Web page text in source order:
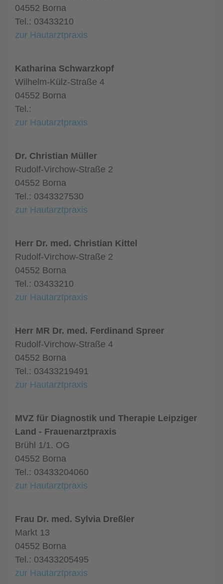
04552 Borna
Tel.: 03433210
zur Hautarztpraxis
Katharina Schwarzkopf
Wilhelm-Külz-Straße 4
04552 Borna
Tel.:
zur Hautarztpraxis
Dr. Christian Müller
Rudolf-Virchow-Straße 2
04552 Borna
Tel.: 0343327530
zur Hautarztpraxis
Herr Dr. med. Christian Kittel
Rudolf-Virchow-Straße 2
04552 Borna
Tel.: 03433210
zur Hautarztpraxis
Herr MR Dr. med. Ferdinand Spreer
Rudolf-Virchow-Straße 4
04552 Borna
Tel.: 03433219491
zur Hautarztpraxis
MVZ für Diagnostik und Therapie Leipziger
Land - Frauenarztpraxis
Brühl 1/1. OG
04552 Borna
Tel.: 03433204060
zur Hautarztpraxis
Frau Dr. med. Sylvia Dreßler
Markt 13
04552 Borna
Tel.: 03433205495
zur Hautarztpraxis